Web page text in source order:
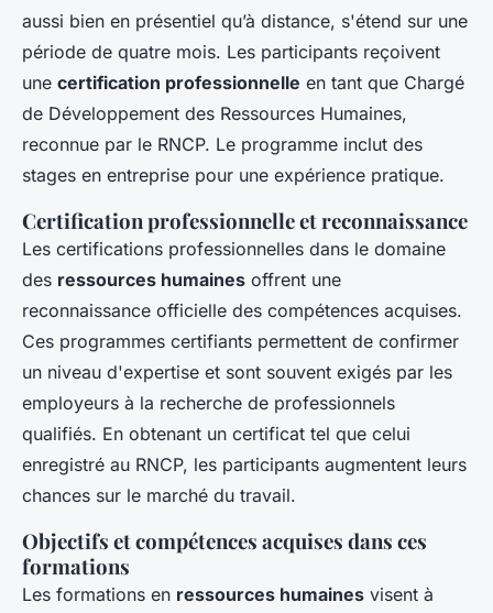
aussi bien en présentiel qu’à distance, s'étend sur une
période de quatre mois. Les participants reçoivent
une certification professionnelle en tant que Chargé
de Développement des Ressources Humaines,
reconnue par le RNCP. Le programme inclut des
stages en entreprise pour une expérience pratique.
Certification professionnelle et reconnaissance
Les certifications professionnelles dans le domaine
des ressources humaines offrent une
reconnaissance officielle des compétences acquises.
Ces programmes certifiants permettent de confirmer
un niveau d'expertise et sont souvent exigés par les
employeurs à la recherche de professionnels
qualifiés. En obtenant un certificat tel que celui
enregistré au RNCP, les participants augmentent leurs
chances sur le marché du travail.
Objectifs et compétences acquises dans ces
formations
Les formations en ressources humaines visent à